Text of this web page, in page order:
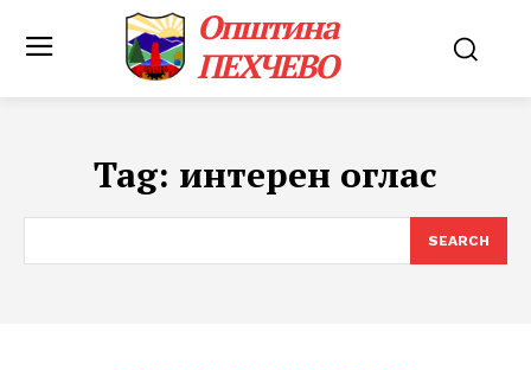
Општина
ПЕХЧЕВО
Tag: интерен оглас
SEARCH